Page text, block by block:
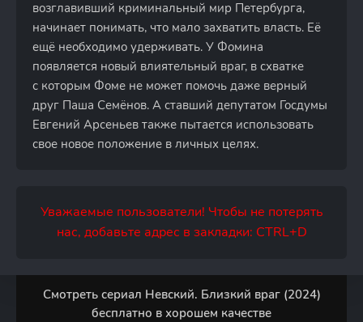
возглавивший криминальный мир Петербурга,
начинает понимать, что мало захватить власть. Её
ещё необходимо удерживать. У Фомина
появляется новый влиятельный враг, в схватке
с которым Фоме не может помочь даже верный
друг Паша Семёнов. А ставший депутатом Госдумы
Евгений Арсеньев также пытается использовать
свое новое положение в личных целях.
Уважаемые пользователи! Чтобы не потерять
нас, добавьте адрес в закладки: CTRL+D
Смотреть сериал Невский. Близкий враг (2024)
бесплатно в хорошем качестве